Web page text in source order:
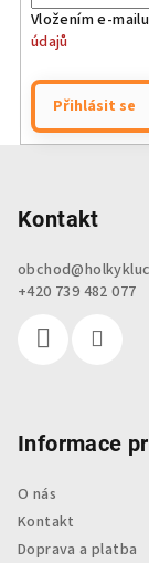
Vložením e-
údajů
Přihlásit se
Kontakt
obchod@
+420 739 482 077
Informace
O nás
Kontakt
Doprava a platba